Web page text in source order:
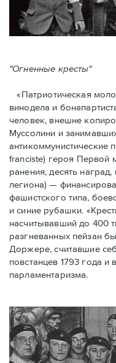
"Огненные кресты"
«Патриотическая
винодела и
человек, внешне
Муссолини и
антикоммунистические
franciste) героя Первой
ранения, десять
легиона) —
фашистского типа,
и синие рубашки.
насчитывавший до 400
разгневанных пейзан
Доржере, считавшие
повстанцев 1793 года и
парламентаризма.